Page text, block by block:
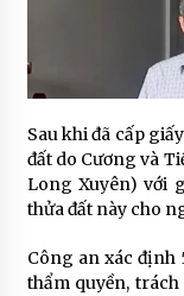
Sau khi đã cấp
đất do Cương và
Long Xuyên) với
thửa đất này cho
Công an xác định
thẩm quyền,